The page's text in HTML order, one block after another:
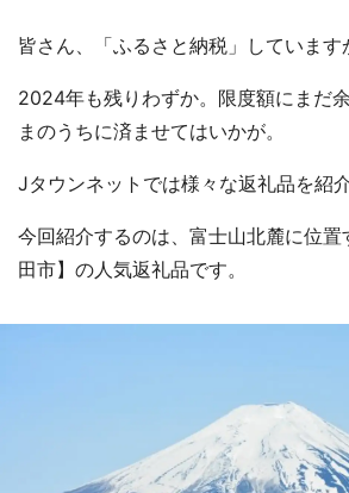
皆さん、「ふるさと納税」しています
2024年も残りわずか。限度額にまだ
まのうちに済ませてはいかが。
Jタウンネットでは様々な返礼品を紹
今回紹介するのは、富士山北麓に位
田市】の人気返礼品です。